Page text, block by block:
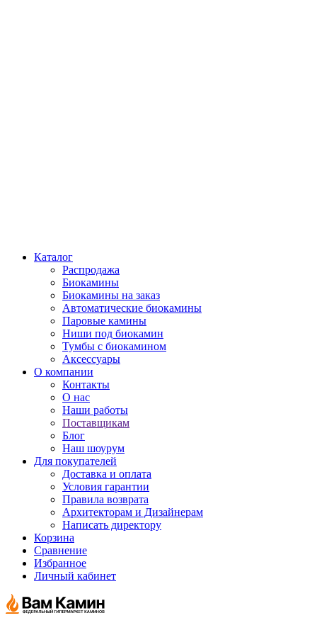
Каталог
Распродажа
Биокамины
Биокамины на заказ
Автоматические биокамины
Паровые камины
Ниши под биокамин
Тумбы с биокамином
Аксессуары
О компании
Контакты
О нас
Наши работы
Поставщикам
Блог
Наш шоурум
Для покупателей
Доставка и оплата
Условия гарантии
Правила возврата
Архитекторам и Дизайнерам
Написать директору
Корзина
Сравнение
Избранное
Личный кабинет